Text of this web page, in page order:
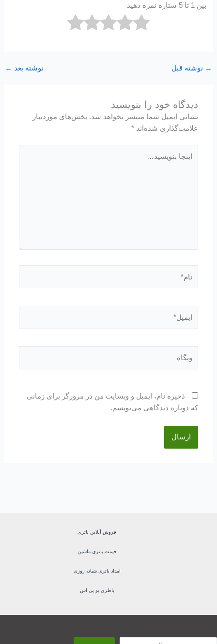
بین 1 تا 5 ستاره نمره دهید
→ نوشته قبل نوشته بعد ←
دیدگاه‌ خود را بنویسید
نشانی ایمیل شما منتشر نخواهد شد. بخش‌های موردنیاز
علامت‌گذاری شده‌اند*
بنویسید…
ذخیره نام، ایمیل و وبسایت من در مرورگر برای زمانی
که دوباره دیدگاهی می‌نویسم.
فروش آنلاین باتری
قیمت باتری ماشین
امداد باتری شبانه روزی
باطری یو پی اس